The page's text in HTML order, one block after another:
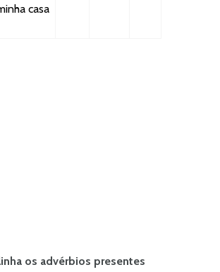
casa
os advérbios presentes